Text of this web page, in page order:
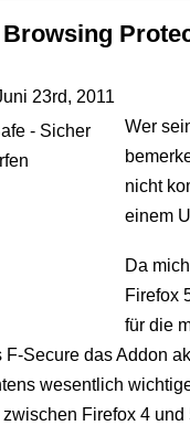
Browsing
23rd, 2011
Wer
nicht
einem
Da
Firefox
für die
F-Secure das Addon
wesentlich
Firefox 4 und